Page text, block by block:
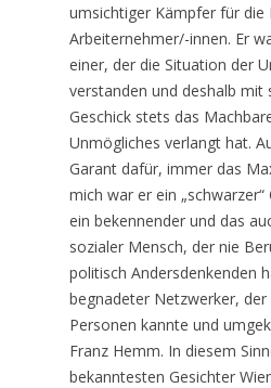
umsichtiger Kämpfer für die
Arbeiternehmer/-innen. Er
einer, der die Situation der
verstanden und deshalb mit
Geschick stets das
Unmögliches verlangt hat.
Garant dafür, immer das
mich war er ein
ein bekennender und das
sozialer Mensch, der nie
politisch Andersdenkenden
begnadeter Netzwerker,
Personen kannte und
Franz Hemm. In diesem
bekanntesten Gesichter